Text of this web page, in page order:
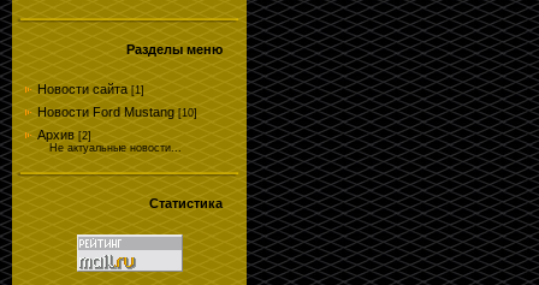
Разделы меню
Новости сайта [1]
Новости Ford Mustang [10]
Архив [2]
Не актуальные новости...
Статистика